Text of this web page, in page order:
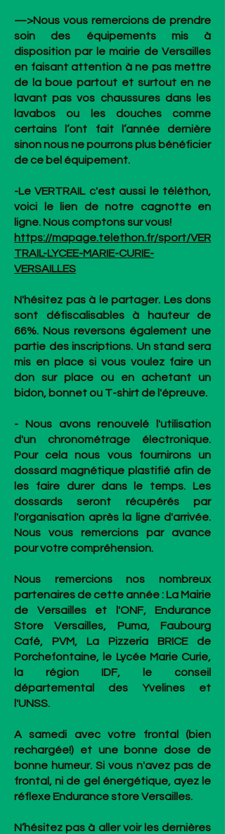
—>Nous vous remercions de prendre
soin des équipements mis à
disposition par le mairie de Versailles
en faisant attention à ne pas mettre
de la boue partout et surtout en ne
lavant pas vos chaussures dans les
lavabos ou les douches comme
certains l’ont fait l’année dernière
sinon nous ne pourrons plus bénéficier
de ce bel équipement.
-Le VERTRAIL c'est aussi le téléthon,
voici le lien de notre cagnotte en
ligne. Nous comptons sur vous!
https://mapage.telethon.fr/sport/VER
TRAIL-LYCEE-MARIE-CURIE-
VERSAILLES
N'hésitez pas à le partager. Les dons
sont défiscalisables à hauteur de
66%. Nous reversons également une
partie des inscriptions. Un stand sera
mis en place si vous voulez faire un
don sur place ou en achetant un
bidon, bonnet ou T-shirt de l'épreuve.
- Nous avons renouvelé l'utilisation
d'un chronométrage électronique.
Pour cela nous vous fournirons un
dossard magnétique plastifié afin de
les faire durer dans le temps. Les
dossards seront récupérés par
l'organisation après la ligne d'arrivée.
Nous vous remercions par avance
pour votre compréhension.
Nous remercions nos nombreux
partenaires de cette année : La Mairie
de Versailles et l'ONF, Endurance
Store Versailles, Puma, Faubourg
Café, PVM, La Pizzeria BRICE de
Porchefontaine, le Lycée Marie Curie,
la région IDF, le conseil
départemental des Yvelines et
l'UNSS.
A samedi avec votre frontal (bien
rechargée!) et une bonne dose de
bonne humeur. Si vous n'avez pas de
frontal, ni de gel énergétique, ayez le
réflexe Endurance store Versailles.
N’hésitez pas à aller voir les dernières